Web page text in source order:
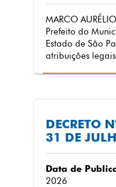
MARCO
Prefeito do
Estado de São
atribuições legais
DECRETO
31 DE
Data de
2026